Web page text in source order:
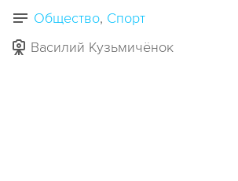
Общество Спорт
Василий Кузьмичёнок